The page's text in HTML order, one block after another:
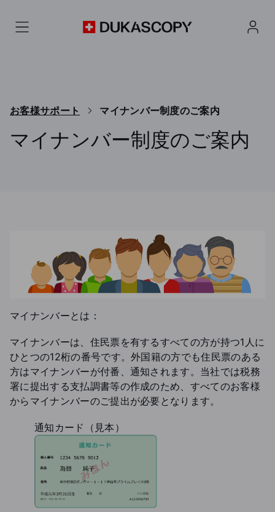
お客様サポート マイナンバー制度のご案内
マイナンバー制度のご案内
マイナンバーとは：
マイナンバーは、住民票を有するすべての方が持つ1人に
ひとつの12桁の番号です。外国籍の方でも住民票のある
方はマイナンバーが付番、通知されます。当社では税務
署に提出する支払調書等の作成のため、すべてのお客様
からマイナンバーのご提出が必要となります。
通知カード（見本）